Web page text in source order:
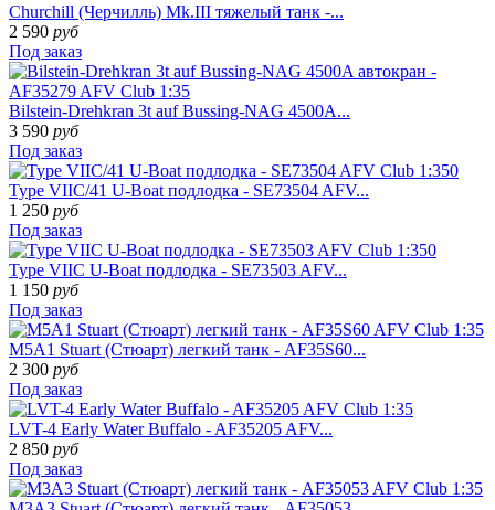
Churchill (Черчилль) Mk.III тяжелый танк -...
2 590 руб
Под заказ
Bilstein-Drehkran 3t auf Bussing-NAG 4500A...
3 590 руб
Под заказ
Type VIIC/41 U-Boat подлодка - SE73504 AFV...
1 250 руб
Под заказ
Type VIIC U-Boat подлодка - SE73503 AFV...
1 150 руб
Под заказ
M5A1 Stuart (Стюарт) легкий танк - AF35S60...
2 300 руб
Под заказ
LVT-4 Early Water Buffalo - AF35205 AFV...
2 850 руб
Под заказ